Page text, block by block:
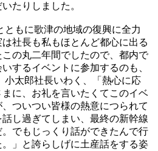
たりしました。
ともに歌津の地域の復興に全力
社長も私もほとんど都心に出る
の丸二年間でしたので、都内で
するイベントに参加するのも、
小太郎社長いわく、「熱心に応
に、お礼を言いたくてこのイベ
ついつい皆様の熱意につられて
し過ぎてしまい、最終の新幹線
でもじっくり話ができたんで行
」と誇らしげに土産話をする姿